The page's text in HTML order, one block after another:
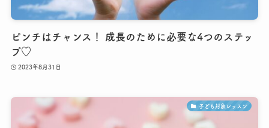
ピンチはチャンス！ 成長のために必要な4つのステッ
プ♡
2023年8月31日
子ども対象レッスン